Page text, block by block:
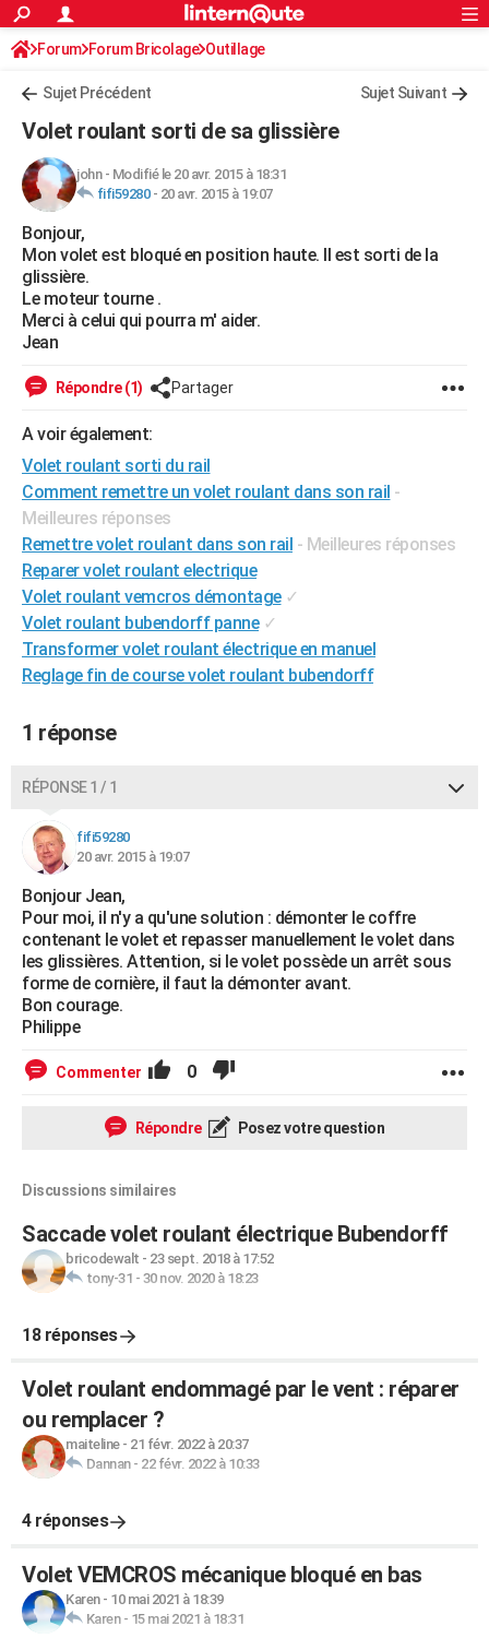
ACTUALITÉS
Politique
Société
Faits Divers
Education
Monde
Villes
+
FINANCE
Retraite
Impôts
Epargne
Immobilier
Risques naturels par ville
Banque
Assurance
Crédit
AUTO
Essais
Réserver un essai
Citadines
Berlines
SUV
Forum auto
+HIGH-TECH
Mobiles
Meilleur smartphone
Internet
Ordinateurs
Jeux vidéo
Guide high-tech
+BRICOLAGE
Forum
Aménagement intérieur
Extérieur
Cuisine
Salle de bains
Jardinage
Rangement
WEEK-END
Guides de France
Escapades
Patrimoine
Expositions
Musées
Week-end nature
LIFESTYLE
SANTE
Alimentation
Guide de la santé
Maladies
Médicaments
Sommeil
VOYAGE
Destinations
City break
Voyage nature
Voyage de noces
Forum
Climat
+PHOTO
GUIDES D'ACHAT
BONS PLANS
CARTE DE VOEUX
Carte de Noël
Carte Bonne année
Carte Saint-Valentin
Carte Pâques
Carte d'anniversaire
Dictionnaire
Biographies
Citations
Expressions
Proverbes
PROGRAMME TV
COPAINS D'AVANT
AVIS DE DÉCÈS
FORUM
Bricolage
Lifestyle
Culture
Sport
Auto
Television
Voyage
Cinema
S'inscrire
Connexion
Forum Forum Bricolage Outillage
Sujet Précédent Sujet Suivant
Volet roulant sorti de sa glissière
john- Modifié le 20 avr. 2015 à 18:31
fifi59280- 20 avr. 2015 à 19:07
Bonjour,
Mon volet est bloqué en position haute. Il est sorti de la
glissière.
Le moteur tourne .
Merci à celui qui pourra m' aider.
Jean
Répondre (1) Partager
A voir également:
Volet roulant sorti du rail
Comment remettre un volet roulant dans son rail -
Meilleures réponses
Remettre volet roulant dans son rail - Meilleures réponses
Reparer volet roulant electrique
Volet roulant vemcros démontage ✓
Volet roulant bubendorff panne ✓
Transformer volet roulant électrique en manuel
Reglage fin de course volet roulant bubendorff
1 réponse
RÉPONSE 1 / 1
fifi59280
20 avr. 2015 à 19:07
Bonjour Jean,
Pour moi, il n'y a qu'une solution : démonter le coffre
contenant le volet et repasser manuellement le volet dans
les glissières. Attention, si le volet possède un arrêt sous
forme de cornière, il faut la démonter avant.
Bon courage.
Philippe
Commenter 0
Répondre Posez votre question
Discussions similaires
Saccade volet roulant électrique Bubendorff
bricodewalt - 23 sept. 2018 à 17:52
tony-31 - 30 nov. 2020 à 18:23
18 réponses
Volet roulant endommagé par le vent : réparer
ou remplacer ?
maiteline- 21 févr. 2022 à 20:37
Dannan- 22 févr. 2022 à 10:33
4 réponses
Volet VEMCROS mécanique bloqué en bas
Karen- 10 mai 2021 à 18:39
Karen- 15 mai 2021 à 18:31